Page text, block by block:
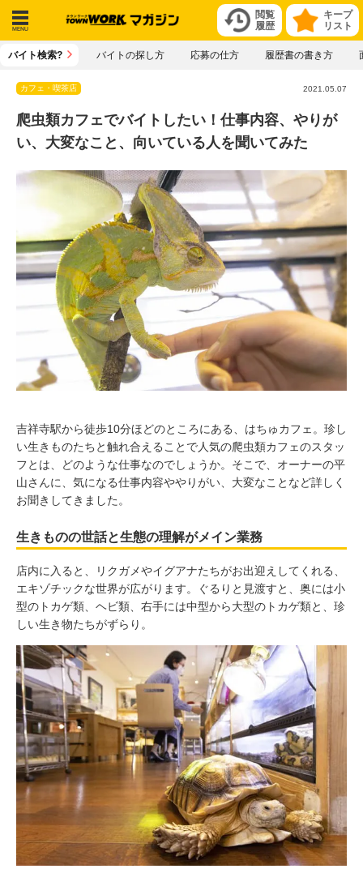
キープ
リスト
閲覧
履歴
メニ
バイト検索? バイトの探し方 応募の仕方 履歴書の書き方
カフェ・喫茶店 2021.05.07
爬虫類カフェでバイトしたい！仕事内容、やりが
い、大変なこと、向いている人を聞いてみた
吉祥寺駅から徒歩10分ほどのところにある、はちゅカフェ。珍し
い生きものたちと触れ合えることで人気の爬虫類カフェのスタッ
フとは、どのような仕事なのでしょうか。そこで、オーナーの平
山さんに、気になる仕事内容ややりがい、大変なことなど詳しく
お聞きしてきました。
生きものの世話と生態の理解がメイン業務
店内に入ると、リクガメやイグアナたちがお出迎えしてくれる、
エキゾチックな世界が広がります。ぐるりと見渡すと、奥には小
型のトカゲ類、ヘビ類、右手には中型から大型のトカゲ類と、珍
しい生き物たちがずらり。